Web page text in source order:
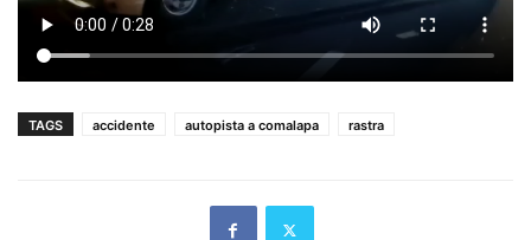
TAGS accidente autopista a comalapa rastra